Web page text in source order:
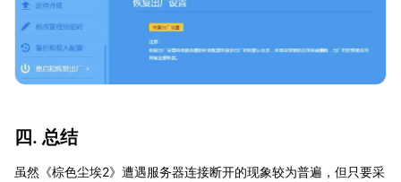
四. 总结
虽然《棕色尘埃2》遭遇服务器连接断开的现象较为普遍，但只要采